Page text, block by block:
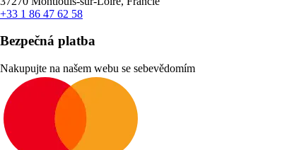
+33 1 86 47 62 58
Bezpečná platba
Nakupujte na našem webu se sebevědomím